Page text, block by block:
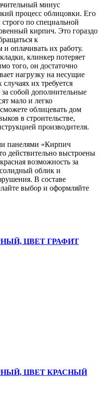
минус
процесс облицовки. Его
по специальной
кирпич. Это гораздо
к
оплачивать их работу.
клинкер потеряет
того, он достаточно
нагрузку на несущие
их требуется
за собой дополнительные
мало и легко
облицевать дом
в строительстве,
производителя.
панелями «Кирпич
действительно выстроены
возможность за
облик и
В составе
выбор и оформляйте
ЦВЕТ ГРАФИТ
ЦВЕТ КРАСНЫЙ